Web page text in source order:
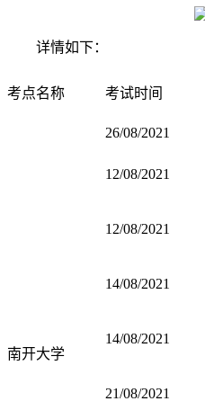
详情如下：
考点名称 考试时间
南开大学
26/08/2021
12/08/2021
12/08/2021
14/08/2021
14/08/2021
21/08/2021